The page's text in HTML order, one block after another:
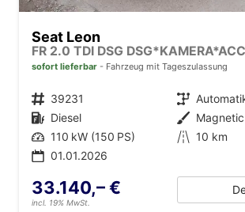
Seat Leon
sofort lieferbar Fahrzeug mit Tageszulassung
Fahrzeugnr. 39231 Getriebe
Kraftstoff Diesel Außenfarbe
Leistung 110 kW (150 PS) Kilometerstand 10 km
01.01.2026
33.140,– €
incl. 19% MwSt.